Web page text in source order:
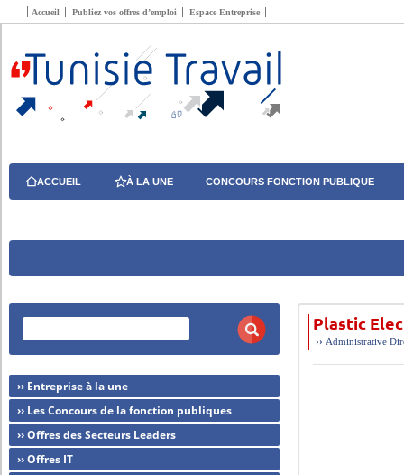
Accueil Publiez vos offres d’emploi Espace Entreprise
ACCUEIL À LA UNE CONCOURS FONCTION PUBLIQUE
Plastic
›› Administrative
›› Entreprise à la une
›› Les Concours de la fonction publiques
›› Offres des Secteurs Leaders
›› Offres IT